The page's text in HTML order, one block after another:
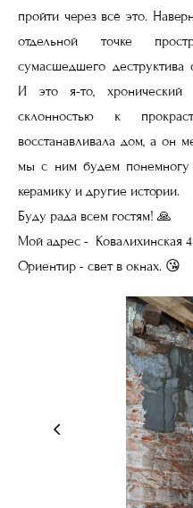
пройти через всё это.
отдельной точке
сумасшедшего деструктива
И это я-то, хронический
склонностью к
восстанавливала дом, а он
мы с ним будем понемногу
керамику и другие истории.
Буду рада всем гостям! 🙏
Мой адрес - Ковалихинская
Ориентир - свет в окнах. 😘